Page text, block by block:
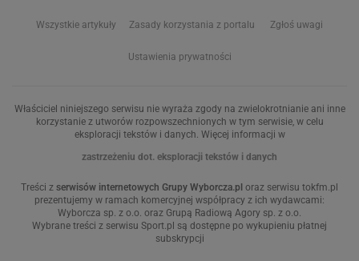
Wszystkie artykuły Zasady korzystania z portalu Zgłoś uwagi
Ustawienia prywatności
Właściciel niniejszego serwisu nie wyraża zgody na zwielokrotnianie ani inne
korzystanie z utworów rozpowszechnionych w tym serwisie, w celu
eksploracji tekstów i danych. Więcej informacji w
zastrzeżeniu dot. eksploracji tekstów i danych
Treści z serwisów internetowych Grupy Wyborcza.pl oraz serwisu tokfm.pl
prezentujemy w ramach komercyjnej współpracy z ich wydawcami:
Wyborcza sp. z o.o. oraz Grupą Radiową Agory sp. z o.o.
Wybrane treści z serwisu Sport.pl są dostępne po wykupieniu płatnej
subskrypcji